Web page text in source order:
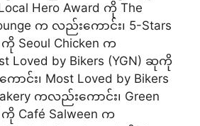
Hero Award ကို The
က လည်းကောင်း၊ 5-Stars
ကို Seoul Chicken က
Loved by Bikers (YGN) ဆုကို
င်း၊ Most Loved by Bikers
ကလည်းကောင်း၊ Green
ကို Café Salween က